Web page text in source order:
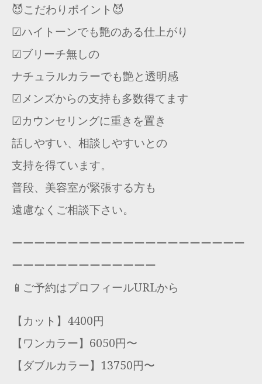
😈こだわりポイント😈
☑︎ハイトーンでも艶のある仕上がり
☑︎ブリーチ無しの
ナチュラルカラーでも艶と透明感
☑︎メンズからの支持も多数得てます
☑カウンセリングに重きを置き
話しやすい、相談しやすいとの
支持を得ています。
普段、美容室が緊張する方も
遠慮なくご相談下さい。
ーーーーーーーーーーーーーーーーーーーーー
ーーーーーーーーーーーーー
📱ご予約はプロフィールURLから
【カット】4400円
【ワンカラー】6050円〜
【ダブルカラー】13750円〜